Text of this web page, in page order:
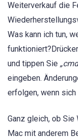
Weiterverkauf die
Was kann ich tun,
und tippen Sie
eingeben.
erfolgen, wenn
Ganz gleich, ob
Mac mit anderem